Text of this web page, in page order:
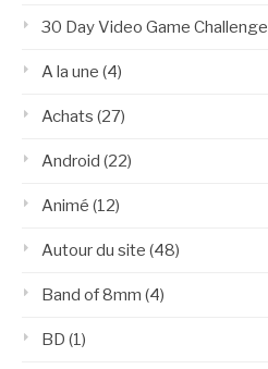
30 Day Video Game Challenge
A la une (4)
Achats (27)
Android (22)
Animé (12)
Autour du site (48)
Band of 8mm (4)
BD (1)